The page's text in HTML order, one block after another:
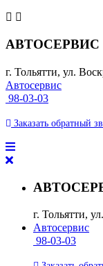
АВТОСЕРВИС
г. Тольятти, ул.
Автосервис
98-03-03
Заказать обратный
г. Тольятти,
Автосервис
98-03-03